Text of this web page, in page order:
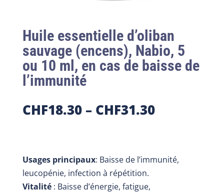
Huile essentielle d’oliban
sauvage (encens), Nabio, 5
ou 10 ml, en cas de baisse de
l’immunité
CHF18.30– CHF31.30
Usages principaux: Baisse de l’immunité,
leucopénie, infection à répétition.
Vitalité: Baisse d’énergie, fatigue,